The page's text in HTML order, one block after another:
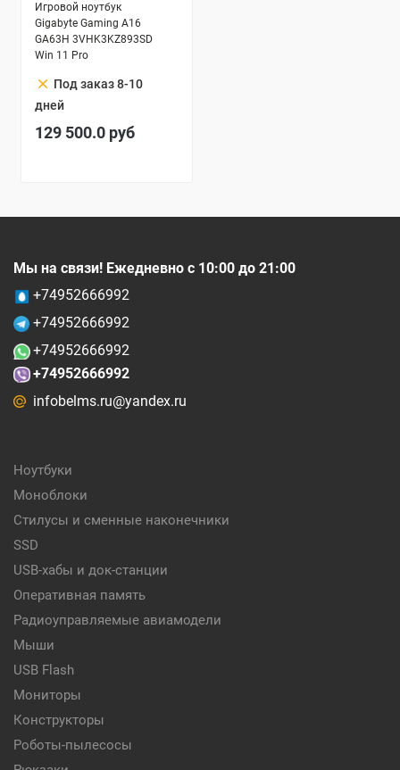
Игровой ноутбук
Gigabyte Gaming A16
GA63H 3VHK3KZ893SD
Win 11 Pro
clear Под заказ 8-10
дней
129 500.0 руб
Мы на связи! Ежедневно с 10:00 до 21:00
+74952666992
+74952666992
+74952666992
+74952666992
infobelms.ru@yandex.ru
Ноутбуки
Моноблоки
Стилусы и сменные наконечники
SSD
USB-хабы и док-станции
Оперативная память
Радиоуправляемые авиамодели
Мыши
USB Flash
Мониторы
Конструкторы
Роботы-пылесосы